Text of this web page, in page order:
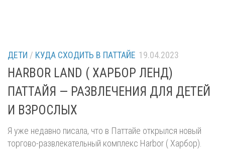
ДЕТИ / КУДА СХОДИТЬ В ПАТТАЙЕ 19.04.2023
HARBOR LAND ( ХАРБОР ЛЕНД)
ПАТТАЙЯ — РАЗВЛЕЧЕНИЯ ДЛЯ ДЕТЕЙ
И ВЗРОСЛЫХ
Я уже недавно писала, что в Паттайе открылся новый
торгово-развлекательный комплекс Harbor ( Харбор).